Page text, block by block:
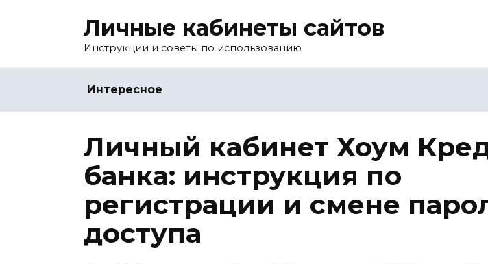
Личные кабинеты сайтов
Инструкции и советы по использованию
Интересное
Личный кабинет Хоум
банка: инструкция по
регистрации и смене
доступа